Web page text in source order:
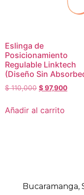
Eslinga de
Posicionamiento
Regulable Linktech
(Diseño Sin
$110,000 $97,900
Añadir al carrito
Bucaramanga,